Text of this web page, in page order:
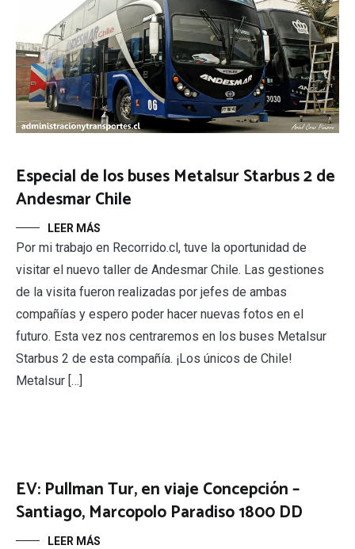
Especial de los buses Metalsur Starbus 2 de
Andesmar Chile
LEER MÁS
Por mi trabajo en Recorrido.cl, tuve la oportunidad de
visitar el nuevo taller de Andesmar Chile. Las gestiones
de la visita fueron realizadas por jefes de ambas
compañías y espero poder hacer nuevas fotos en el
futuro. Esta vez nos centraremos en los buses Metalsur
Starbus 2 de esta compañía. ¡Los únicos de Chile!
Metalsur […]
EV: Pullman Tur, en viaje Concepción –
Santiago, Marcopolo Paradiso 1800 DD
LEER MÁS